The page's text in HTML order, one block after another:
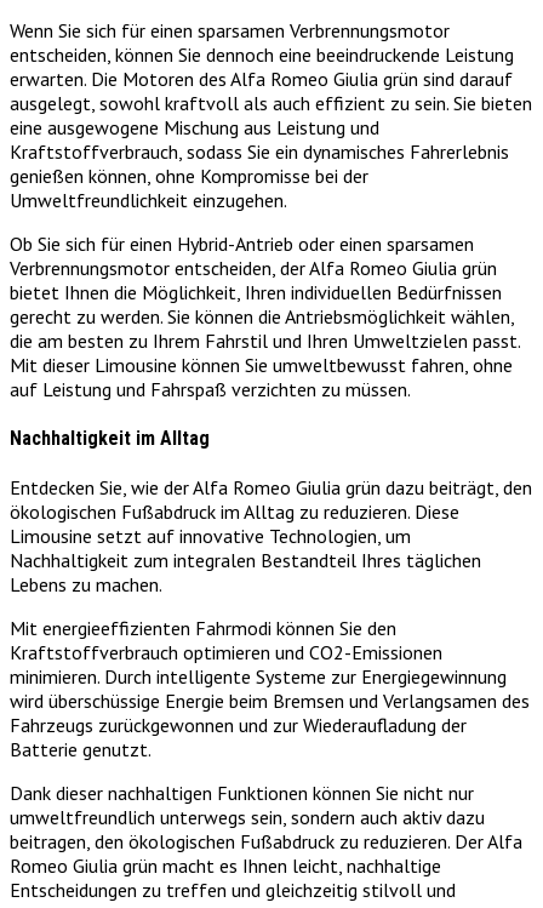
Wenn Sie sich für einen sparsamen Verbrennungsmotor
entscheiden, können Sie dennoch eine beeindruckende Leistung
erwarten. Die Motoren des Alfa Romeo Giulia grün sind darauf
ausgelegt, sowohl kraftvoll als auch effizient zu sein. Sie bieten
eine ausgewogene Mischung aus Leistung und
Kraftstoffverbrauch, sodass Sie ein dynamisches Fahrerlebnis
genießen können, ohne Kompromisse bei der
Umweltfreundlichkeit einzugehen.
Ob Sie sich für einen Hybrid-Antrieb oder einen sparsamen
Verbrennungsmotor entscheiden, der Alfa Romeo Giulia grün
bietet Ihnen die Möglichkeit, Ihren individuellen Bedürfnissen
gerecht zu werden. Sie können die Antriebsmöglichkeit wählen,
die am besten zu Ihrem Fahrstil und Ihren Umweltzielen passt.
Mit dieser Limousine können Sie umweltbewusst fahren, ohne
auf Leistung und Fahrspaß verzichten zu müssen.
Nachhaltigkeit im Alltag
Entdecken Sie, wie der Alfa Romeo Giulia grün dazu beiträgt, den
ökologischen Fußabdruck im Alltag zu reduzieren. Diese
Limousine setzt auf innovative Technologien, um
Nachhaltigkeit zum integralen Bestandteil Ihres täglichen
Lebens zu machen.
Mit energieeffizienten Fahrmodi können Sie den
Kraftstoffverbrauch optimieren und CO2-Emissionen
minimieren. Durch intelligente Systeme zur Energiegewinnung
wird überschüssige Energie beim Bremsen und Verlangsamen des
Fahrzeugs zurückgewonnen und zur Wiederaufladung der
Batterie genutzt.
Dank dieser nachhaltigen Funktionen können Sie nicht nur
umweltfreundlich unterwegs sein, sondern auch aktiv dazu
beitragen, den ökologischen Fußabdruck zu reduzieren. Der Alfa
Romeo Giulia grün macht es Ihnen leicht, nachhaltige
Entscheidungen zu treffen und gleichzeitig stilvoll und